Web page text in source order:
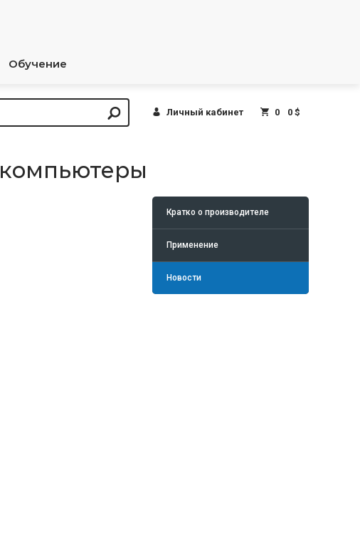
Обучение
Личный кабинет 0 0 $
Кратко о производителе
Применение
Новости